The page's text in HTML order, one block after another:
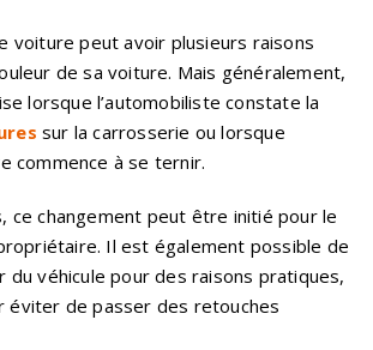
voiture peut avoir plusieurs raisons
de sa voiture. Mais généralement,
lorsque l’automobiliste constate la
sur la carrosserie ou lorsque
commence à se ternir.
ce changement peut être initié pour le
Il est également possible de
du véhicule pour des raisons pratiques,
éviter de passer des retouches